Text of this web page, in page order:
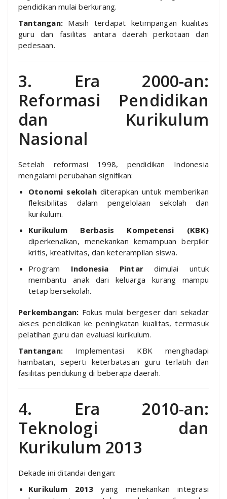
pendidikan mulai berkurang.
Tantangan: Masih terdapat ketimpangan kualitas
guru dan fasilitas antara daerah perkotaan dan
pedesaan.
3. Era 2000-an:
Reformasi Pendidikan
dan Kurikulum
Nasional
Setelah reformasi 1998, pendidikan Indonesia
mengalami perubahan signifikan:
Otonomi sekolahditerapkan untuk memberikan
fleksibilitas dalam pengelolaan sekolah dan
kurikulum.
Kurikulum Berbasis Kompetensi (KBK)
diperkenalkan, menekankan kemampuan berpikir
kritis, kreativitas, dan keterampilan siswa.
Program Indonesia Pintar dimulai untuk
membantu anak dari keluarga kurang mampu
tetap bersekolah.
Perkembangan: Fokus mulai bergeser dari sekadar
akses pendidikan ke peningkatan kualitas, termasuk
pelatihan guru dan evaluasi kurikulum.
Tantangan: Implementasi KBK menghadapi
hambatan, seperti keterbatasan guru terlatih dan
fasilitas pendukung di beberapa daerah.
4. Era 2010-an:
Teknologi dan
Kurikulum 2013
Dekade ini ditandai dengan:
Kurikulum 2013 yang menekankan integrasi